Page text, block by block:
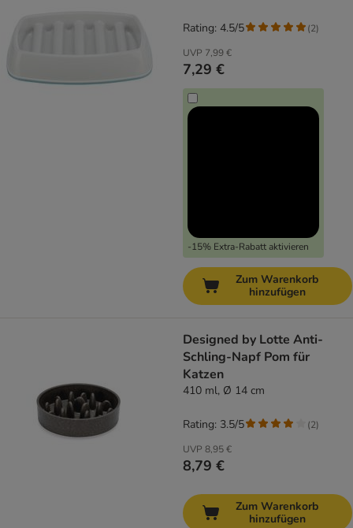
UVP 7,99 €
7,29 €
-15% Extra-Rabatt aktivieren
Rating: 4.5/5 (2)
Zum Warenkorb
hinzufügen
Designed by Lotte Anti-
Schling-Napf Pom für
Katzen
410 ml, Ø 14 cm
UVP 8,95 €
8,79 €
Rating: 3.5/5 (2)
Zum Warenkorb
hinzufügen